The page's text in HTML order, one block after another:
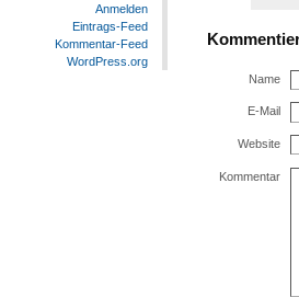
Anmelden
Eintrags-Feed
Kommentar-Feed
WordPress.org
Name
E-Mail
Website
Kommentar